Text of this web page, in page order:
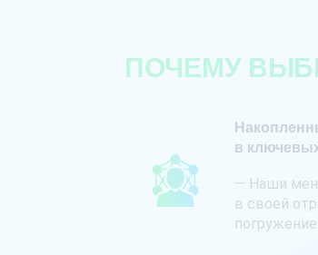
ПОЧЕМУ
в
— Наши
в своей